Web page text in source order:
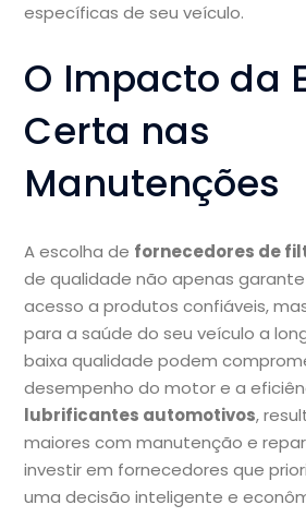
específicas de seu veículo.
O Impacto da
Certa nas
Manutenções
A escolha de fornecedores de
de qualidade não apenas
acesso a produtos confiáveis,
para a saúde do seu veículo a
baixa qualidade podem
desempenho do motor e a
lubrificantes automotivos,
maiores com manutenção e
investir em fornecedores que
uma decisão inteligente e